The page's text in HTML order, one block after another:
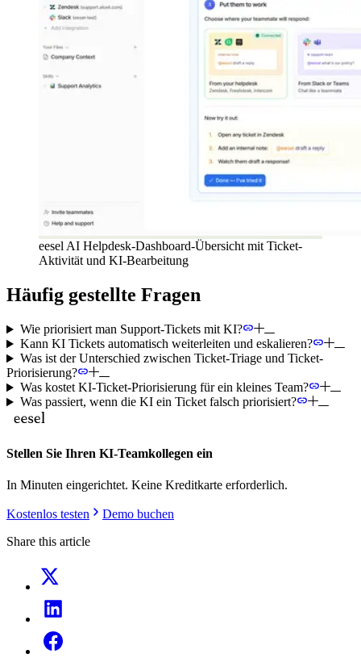
eesel AI Helpdesk-Dashboard-Übersicht mit Ticket-
Aktivität und KI-Bearbeitung
Häufig gestellte Fragen
Wie priorisiert man Support-Tickets mit KI?
Kann KI Tickets automatisch weiterleiten und eskalieren?
Was ist der Unterschied zwischen Ticket-Triage und Ticket-
Priorisierung?
Was kostet KI-Ticket-Priorisierung für ein kleines Team?
Was passiert, wenn die KI ein Ticket falsch priorisiert?
Stellen Sie Ihren KI-Teamkollegen ein
In Minuten eingerichtet. Keine Kreditkarte erforderlich.
Kostenlos testen
Demo buchen
Share this article